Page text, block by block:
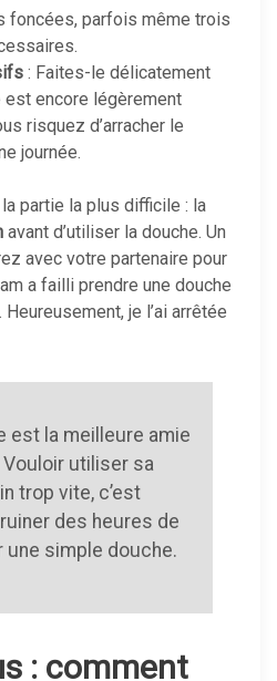
foncées, parfois même trois
: Faites-le délicatement
est encore légèrement
risquez d’arracher le
journée.
partie la plus difficile : la
avant d’utiliser la douche. Un
avec votre partenaire pour
a failli prendre une douche
je l’ai arrêtée
est la meilleure amie
utiliser sa
trop vite, c’est
des heures de
une simple douche.
: comment